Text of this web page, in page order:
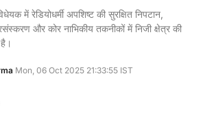
में रेडियोधर्मी अपशिष्ट की सुरक्षित निपटान,
और कोर नाभिकीय तकनीकों में निजी क्षेत्र की
Mon, 06 Oct 2025 21:33:55 IST